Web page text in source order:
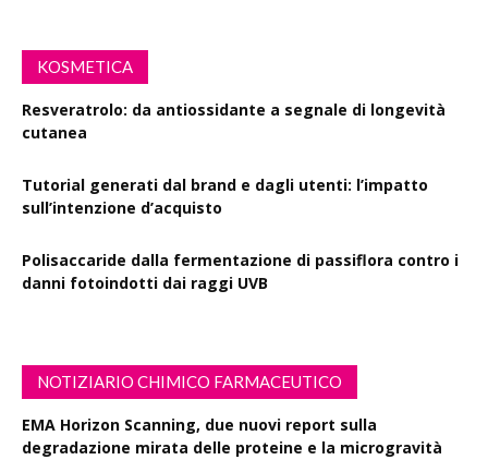
KOSMETICA
Resveratrolo: da antiossidante a segnale di longevità
cutanea
Tutorial generati dal brand e dagli utenti: l’impatto
sull’intenzione d’acquisto
Polisaccaride dalla fermentazione di passiflora contro i
danni fotoindotti dai raggi UVB
NOTIZIARIO CHIMICO FARMACEUTICO
EMA Horizon Scanning, due nuovi report sulla
degradazione mirata delle proteine e la microgravità